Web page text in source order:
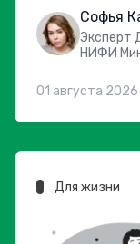
Софья
Эксперт
НИФИ
01 августа 2026
Для жизни